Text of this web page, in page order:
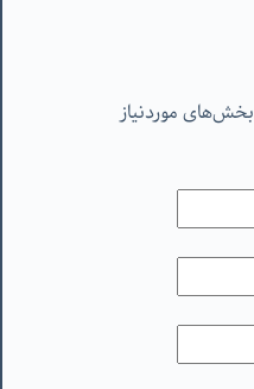
بخش‌های موردنیاز